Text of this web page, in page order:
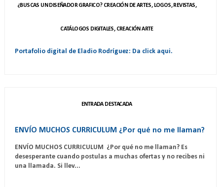
¿BUSCAS UN DISEÑADOR GRAFICO? CREACIÓN DE ARTES, LOGOS, REVISTAS,
CATÁLOGOS DIGITALES, CREACIÓN ARTE
Portafolio digital de Eladio Rodríguez: Da click aqui.
ENTRADA DESTACADA
ENVÍO MUCHOS CURRICULUM ¿Por qué no me llaman?
ENVÍO MUCHOS CURRICULUM ¿Por qué no me llaman? Es
desesperante cuando postulas a muchas ofertas y no recibes ni
una llamada. Si llev...